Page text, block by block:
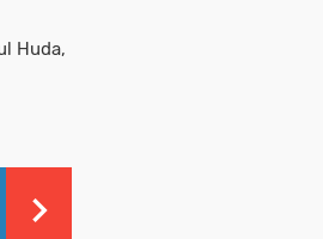
Huda,